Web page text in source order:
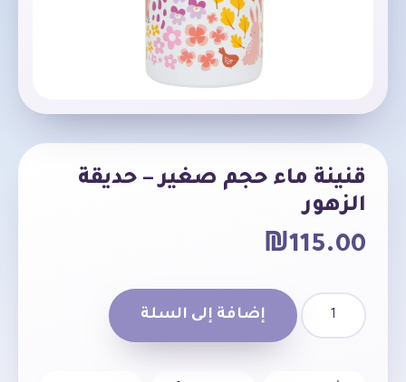
قنينة ماء حجم صغير – حديقة
الزهور
₪115.00
إضافة إلى السلة